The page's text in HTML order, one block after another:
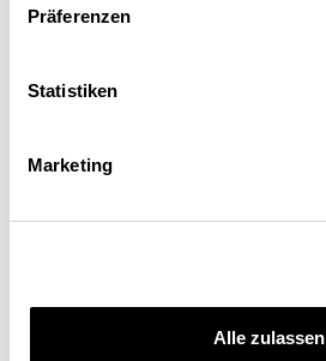
Präferenzen
Statistiken
Marketing
Alle zulassen